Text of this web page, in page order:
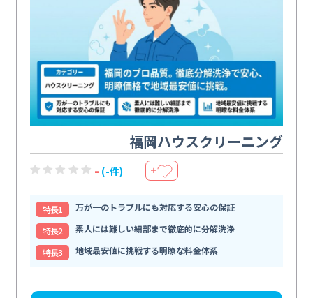
福岡ハウスクリーニング
- (-件) ＋
特⻑1
万が一のトラブルにも対応する安心の保証
特⻑2
素人には難しい細部まで徹底的に分解洗浄
特⻑3
地域最安値に挑戦する明瞭な料金体系